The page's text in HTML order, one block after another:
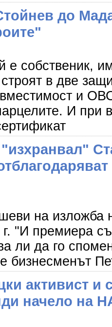
до
е собственик,
в две
и
И при
на изложба
"И премиера
ли да го
бизнесменът
активист и
начело на